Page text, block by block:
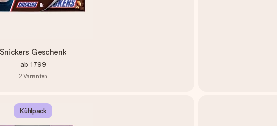
Snickers Geschenk
ab 17,99
2 Varianten
Kühlpack